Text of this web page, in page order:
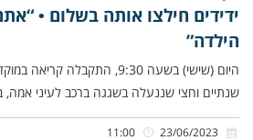
ידידים חילצו אותה בשלום •
הילדה”
היום (שישי) בשעה 9:30, התקבלה
שנתיים וחצי שננעלה בשגגה ברכב לעיני אמה,